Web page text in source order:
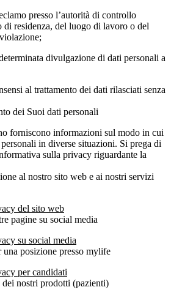
presso l’autorità di controllo
di residenza, del luogo di lavoro o del
divulgazione di dati personali a
al trattamento dei dati rilasciati senza
dei Suoi dati personali
forniscono informazioni sul modo in cui
in diverse situazioni. Si prega di
sulla privacy riguardante la
al nostro sito web e ai nostri servizi
del sito web
pagine su social media
su social media
una posizione presso mylife
per candidati
dei nostri prodotti (pazienti)